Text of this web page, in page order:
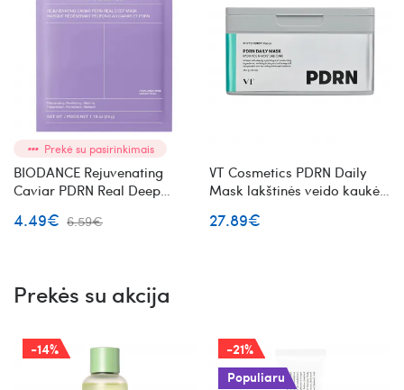
Prekė su pasirinkimais
BIODANCE Rejuvenating
Caviar PDRN Real Deep
PDRN
4.49€ 6.59€
VT Cosmetics PDRN Daily
Mask lakštinės veido kaukės
27.89€
Prekės su akcija
-14% -21%
Populiaru